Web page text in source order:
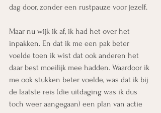
dag door, zonder een rustpauze voor jezelf.
Maar nu wijk ik af, ik had het over het
inpakken. En dat ik me een pak beter
voelde toen ik wist dat ook anderen het
daar best moeilijk mee hadden. Waardoor ik
me ook stukken beter voelde, was dat ik bij
de laatste reis (die uitdaging was ik dus
toch weer aangegaan) een plan van actie